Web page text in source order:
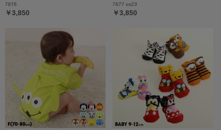
7876
￥3,850
7877 os23
￥3,850